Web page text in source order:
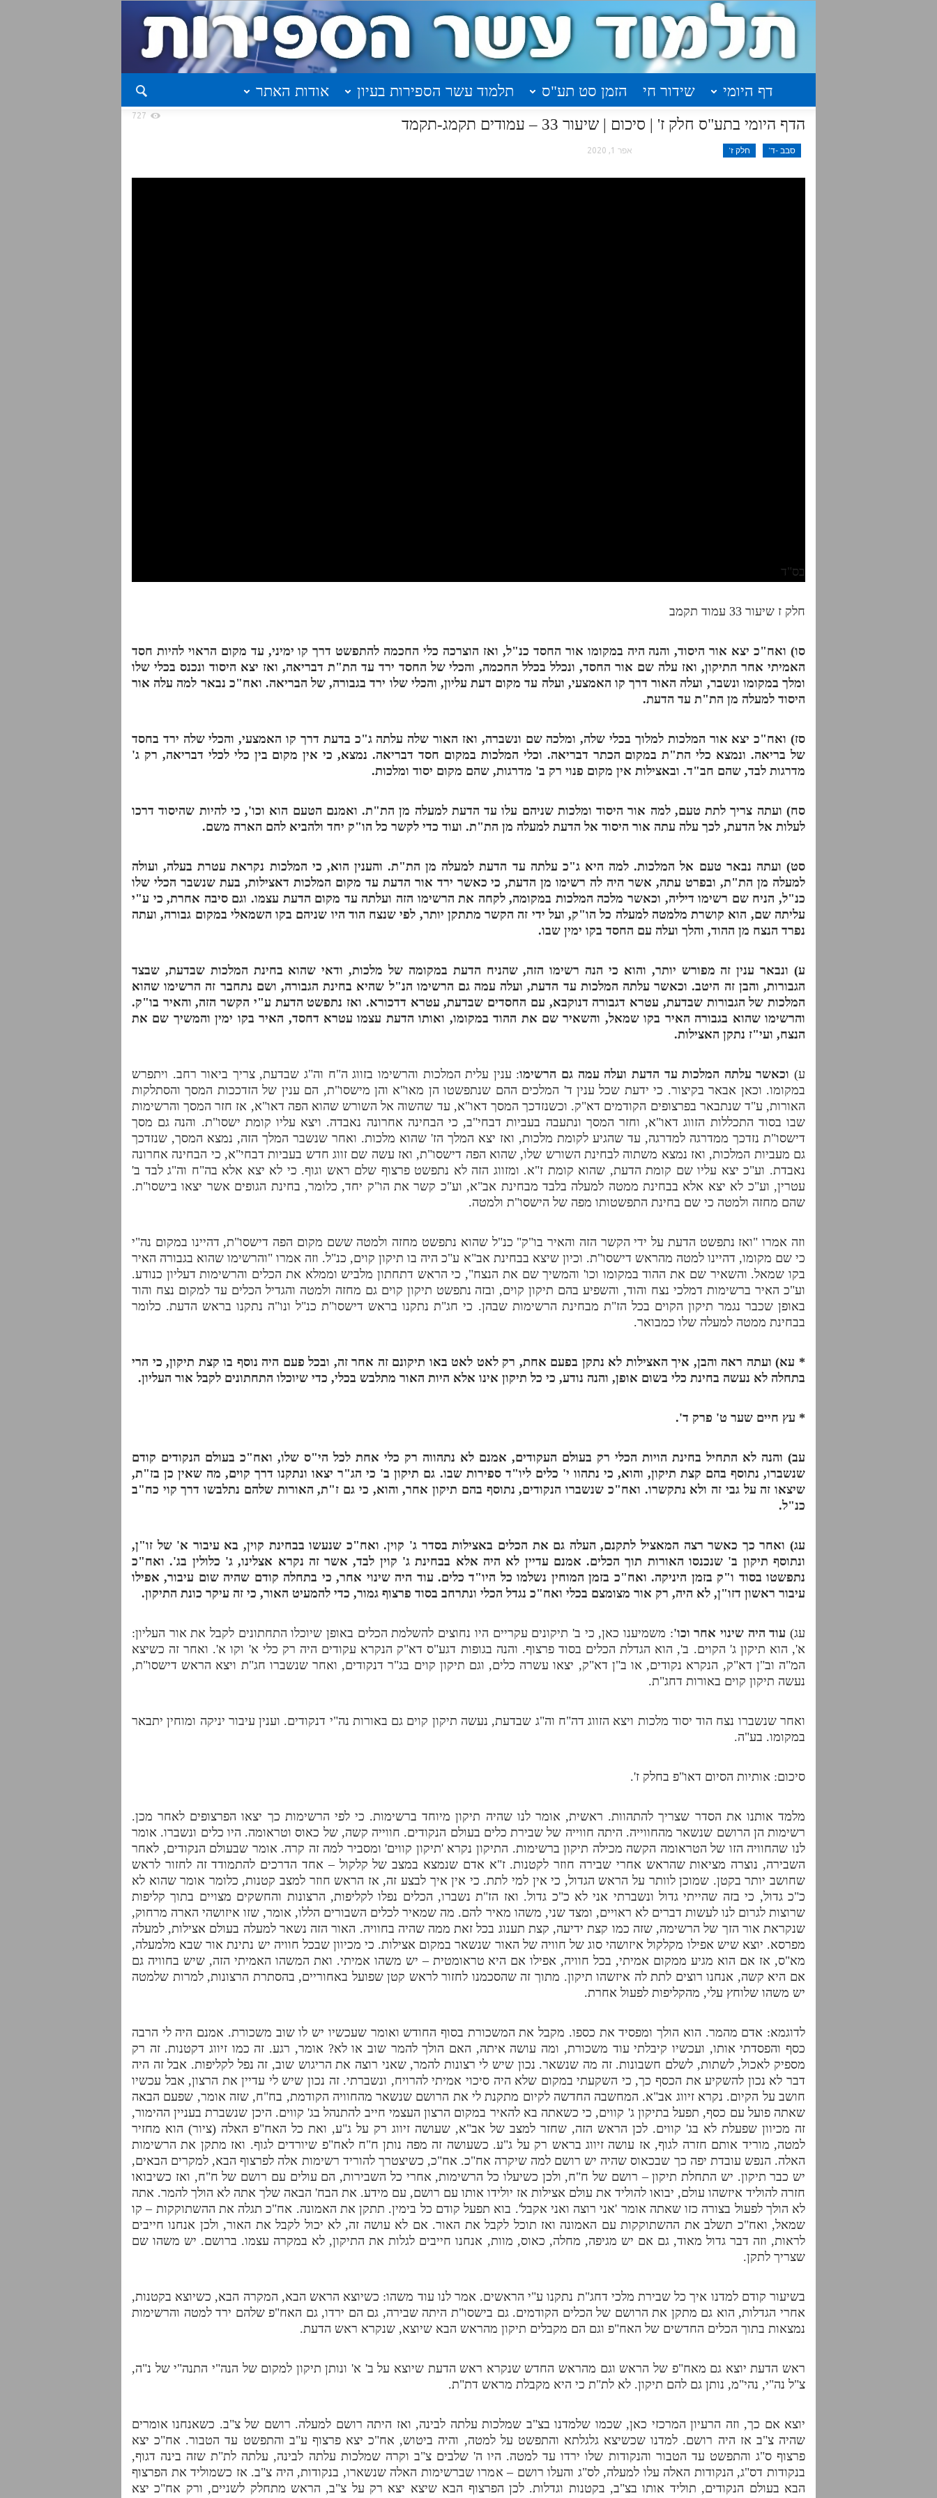
דף היומי שידור חי הזמן סט תע"ס תלמוד עשר הספירות בעיון
אודות האתר
הדף היומי בתע"ס חלק ז' | סיכום | שיעור 33 – עמודים תקמג-תקמד
סבב -ד' חלק ז' אפר 1, 2020
727
בס"ד
חלק ז שיעור 33 עמוד תקמב
סו) ואח"כ יצא אור היסוד, והנה היה במקומו אור החסד כנ"ל, ואז הוצרכה כלי החכמה להתפשט דרך קו ימיני, עד מקום הראוי להיות חסד
האמיתי אחר התיקון, ואז עלה שם אור החסד, ונכלל בכלל החכמה, והכלי של החסד ירד עד הת"ת דבריאה, ואז יצא היסוד ונכנס בכלי שלו
ומלך במקומו ונשבר, ועלה האור דרך קו האמצעי, ועלה עד מקום דעת עליון, והכלי שלו ירד בגבורה, של הבריאה. ואח"כ נבאר למה עלה אור
היסוד למעלה מן הת"ת עד הדעת.
סז) ואח"כ יצא אור המלכות למלוך בכלי שלה, ומלכה שם ונשברה, ואז האור שלה עלתה ג"כ בדעת דרך קו האמצעי, והכלי שלה ירד בחסד
של בריאה. ונמצא כלי הת"ת במקום הכתר דבריאה. וכלי המלכות במקום חסד דבריאה. נמצא, כי אין מקום בין כלי לכלי דבריאה, רק ג'
מדרגות לבד, שהם חב"ד. ובאצילות אין מקום פנוי רק ב' מדרגות, שהם מקום יסוד ומלכות.
סח) ועתה צריך לתת טעם, למה אור היסוד ומלכות שניהם עלו עד הדעת למעלה מן הת"ת. ואמנם הטעם הוא וכו', כי להיות שהיסוד דרכו
לעלות אל הדעת, לכך עלה עתה אור היסוד אל הדעת למעלה מן הת"ת. ועוד כדי לקשר כל הו"ק יחד ולהביא להם הארה משם.
סט) ועתה נבאר טעם אל המלכות. למה היא ג"כ עלתה עד הדעת למעלה מן הת"ת. והענין הוא, כי המלכות נקראת עטרת בעלה, ועולה
למעלה מן הת"ת, ובפרט עתה, אשר היה לה רשימו מן הדעת, כי כאשר ירד אור הדעת עד מקום המלכות דאצילות, בעת שנשבר הכלי שלו
כנ"ל, הניח שם רשימו דיליה, וכאשר מלכה המלכות במקומה, לקחה את הרשימו הזה ועלתה עד מקום הדעת עצמו. וגם סיבה אחרת, כי ע"י
עליתה שם, הוא קושרת מלמטה למעלה כל הו"ק, ועל ידי זה הקשר מתתקן יותר, לפי שנצח הוד היו שניהם בקו השמאלי במקום גבורה, ועתה
נפרד הנצח מן ההוד, והלך ועלה עם החסד בקו ימין שבו.
ע) ונבאר ענין זה מפורש יותר, והוא כי הנה רשימו הזה, שהניח הדעת במקומה של מלכות, ודאי שהוא בחינת המלכות שבדעת, שבצד
הגבורות, והבן זה היטב. וכאשר עלתה המלכות עד הדעת, ועלה עמה גם הרשימו הנ"ל שהיא בחינת הגבורה, ושם נתחבר זה הרשימו שהוא
המלכות של הגבורות שבדעת, עטרא דגבורה דנוקבא, עם החסדים שבדעת, עטרא דדכורא. ואז נתפשט הדעת ע"י הקשר הזה, והאיר בו"ק.
והרשימו שהוא בגבורה האיר בקו שמאל, והשאיר שם את ההוד במקומו, ואותו הדעת עצמו עטרא דחסד, האיר בקו ימין והמשיך שם את
הנצח, ועי"ז נתקן האצילות.
ע) וכאשר עלתה המלכות עד הדעת ועלה עמה גם הרשימו: ענין עלית המלכות והרשימו בזווג ה"ח וה"ג שבדעת, צריך ביאור רחב. ויתפרש
במקומו. וכאן אבאר בקיצור. כי ידעת שכל ענין ד' המלכים ההם שנתפשטו הן מאו"א והן מישסו"ת, הם ענין של הזדככות המסך והסתלקות
האורות, ע"ד שנתבאר בפרצופים הקודמים דא"ק. וכשנזדכך המסך דאו"א, עד שהשוה אל השורש שהוא הפה דאו"א, אז חזר המסך והרשימות
שבו בסוד התכללות הזווג דאו"א, וחזר המסך ונתעבה בעביות דבחי"ב, כי הבחינה אחרונה נאבדה. ויצא עליו קומת ישסו"ת. והנה גם מסך
דישסו"ת נזדכך ממדרגה למדרגה, עד שהגיע לקומת מלכות, ואז יצא המלך הז' שהוא מלכות. ואחר שנשבר המלך הזה, נמצא המסך, שנזדכך
גם מעביות המלכות, ואז נמצא משתוה לבחינת השורש שלו, שהוא הפה דישסו"ת, ואז עשה שם זווג חדש בעביות דבחי"א, כי הבחינה אחרונה
נאבדת. וע"כ יצא עליו שם קומת הדעת, שהוא קומת ז"א. ומזווג הזה לא נתפשט פרצוף שלם ראש וגוף. כי לא יצא אלא בה"ח וה"ג לבד ב'
עטרין, וע"כ לא יצא אלא בבחינת ממטה למעלה בלבד מבחינת אב"א, וע"כ קשר את הו"ק יחד, כלומר, בחינת הגופים אשר יצאו בישסו"ת.
שהם מחזה ולמטה כי שם בחינת התפשטותו מפה של הישסו"ת ולמטה.
וזה אמרו "ואז נתפשט הדעת על ידי הקשר הזה והאיר בו"ק" כנ"ל שהוא נתפשט מחזה ולמטה ששם מקום הפה דישסו"ת, דהיינו במקום נה"י
כי שם מקומו, דהיינו למטה מהראש דישסו"ת. וכיון שיצא בבחינת אב"א ע"כ היה בו תיקון קוים, כנ"ל. וזה אמרו "והרשימו שהוא בגבורה האיר
בקו שמאל. והשאיר שם את ההוד במקומו וכו' והמשיך שם את הנצח", כי הראש דתחתון מלביש וממלא את הכלים והרשימות דעליון כנודע.
וע"כ האיר ברשימות דמלכי נצח והוד, והשפיע בהם תיקון קוים, ובזה נתפשט תיקון קוים גם מחזה ולמטה והגדיל הכלים עד למקום נצח והוד
באופן שכבר נגמר תיקון הקוים בכל הז"ת מבחינת הרשימות שבהן. כי חג"ת נתקנו בראש דישסו"ת כנ"ל ונו"ה נתקנו בראש הדעת. כלומר
בבחינת ממטה למעלה שלו כמבואר.
* עא) ועתה ראה והבן, איך האצילות לא נתקן בפעם אחת, רק לאט לאט באו תיקונם זה אחר זה, ובכל פעם היה נוסף בו קצת תיקון, כי הרי
בתחלה לא נעשה בחינת כלי בשום אופן, והנה נודע, כי כל תיקון אינו אלא היות האור מתלבש בכלי, כדי שיוכלו התחתונים לקבל אור העליון.
* עץ חיים שער ט' פרק ד'.
עב) והנה לא התחיל בחינת הויות הכלי רק בעולם העקודים, אמנם לא נתהווה רק כלי אחת לכל הי"ס שלו, ואח"כ בעולם הנקודים קודם
שנשברו, נתוסף בהם קצת תיקון, והוא, כי נתהוו י' כלים ליו"ד ספירות שבו. גם תיקון ב' כי הג"ר יצאו ונתקנו דרך קוים, מה שאין כן בז"ת,
שיצאו זה על גבי זה ולא נתקשרו. ואח"כ שנשברו הנקודים, נתוסף בהם תיקון אחר, והוא, כי גם ז"ת, האורות שלהם נתלבשו דרך קוי כח"ב
כנ"ל.
עג) ואחר כך כאשר רצה המאציל לתקנם, העלה גם את הכלים באצילות בסדר ג' קוין. ואח"כ שנעשו בבחינת קוין, בא עיבור א' של זו"ן,
ונתוסף תיקון ב' שנכנסו האורות תוך הכלים. אמנם עדיין לא היה אלא בבחינת ג' קוין לבד, אשר זה נקרא אצלינו, ג' כלולין בג'. ואח"כ
נתפשטו בסוד ו"ק בזמן היניקה. ואח"כ בזמן המוחין נשלמו כל היו"ד כלים. עוד היה שינוי אחר, כי בתחלה קודם שהיה שום עיבור, אפילו
עיבור ראשון דזו"ן, לא היה, רק אור מצומצם בכלי ואח"כ נגדל הכלי ונתרחב בסוד פרצוף גמור, כדי להמעיט האור, כי זה עיקר כונת התיקון.
עג) עוד היה שינוי אחר וכו': משמיענו כאן, כי ב' תיקונים עקריים היו נחוצים להשלמת הכלים באופן שיוכלו התחתונים לקבל את אור העליון:
א', הוא תיקון ג' הקוים. ב', הוא הגדלת הכלים בסוד פרצוף. והנה בגופות דגע"ס דא"ק הנקרא עקודים היה רק כלי א' וקו א'. ואחר זה כשיצא
המ"ה וב"ן דא"ק, הנקרא נקודים, או ב"ן דא"ק, יצאו עשרה כלים, וגם תיקון קוים בג"ר דנקודים, ואחר שנשברו חג"ת ויצא הראש דישסו"ת,
נעשה תיקון קוים באורות דחג"ת.
ואחר שנשברו נצח הוד יסוד מלכות ויצא הזווג דה"ח וה"ג שבדעת, נעשה תיקון קוים גם באורות נה"י דנקודים. וענין עיבור יניקה ומוחין יתבאר
במקומו. בע"ה.
סיכום: אותיות הסיום דאו"פ בחלק ז'.
מלמד אותנו את הסדר שצריך להתהוות. ראשית, אומר לנו שהיה תיקון מיוחד ברשימות. כי לפי הרשימות כך יצאו הפרצופים לאחר מכן.
רשימות הן הרושם שנשאר מהחווייה. היתה חווייה של שבירת כלים בעולם הנקודים. חווייה קשה, של כאוס וטראומה. היו כלים ונשברו. אומר
לנו שהחוויה הזו של הטראומה הקשה מכילה תיקון ברשימות. התיקון נקרא 'תיקון קווים' ומסביר למה זה קרה. אומר שבעולם הנקודים, לאחר
השבירה, נוצרה מציאות שהראש אחרי שבירה חוזר לקטנות. ז"א אדם שנמצא במצב של קלקול – אחד הדרכים להתמודד זה לחזור לראש
שחושב יותר בקטן. שמוכן לוותר על הראש הגדול, כי אין למי לתת. כי אין איך לבצע זה, אז הראש חוזר למצב קטנות, כלומר אומר שהוא לא
כ"כ גדול, כי בזה שהייתי גדול ונשברתי אני לא כ"כ גדול. ואז הז"ת נשברו, הכלים נפלו לקליפות, הרצונות והחשקים מצויים בתוך קליפות
שרוצות לגרום לנו לעשות דברים לא ראויים, ומצד שני, משהו מאיר להם. מה שמאיר לכלים השבורים הללו, אומר, שזו איזושהי הארה מרחוק,
שנקראת אור הזך של הרשימה, שזה כמו קצת ידיעה, קצת תענוג בכל זאת ממה שהיה בחוויה. האור הזה נשאר למעלה בעולם אצילות, למעלה
מפרסא. יוצא שיש אפילו מקלקול איזושהי סוג של חוויה של האור שנשאר במקום אצילות. כי מכיוון שבכל חוויה יש נתינת אור שבא מלמעלה,
מא"ס, אז אם הוא מגיע ממקום אמיתי, בכל חוויה, אפילו אם היא טראומטית – יש משהו אמיתי. ואת המשהו האמיתי הזה, שיש בחוויה גם
אם היא קשה, אנחנו רוצים לתת לה איזשהו תיקון. מתוך זה שהסכמנו לחזור לראש קטן שפועל באחוריים, בהסתרת הרצונות, למרות שלמטה
יש משהו שלוחץ עלי, מהקליפות לפעול אחרת.
לדוגמא: אדם מהמר. הוא הולך ומפסיד את כספו. מקבל את המשכורת בסוף החודש ואומר שעכשיו יש לו שוב משכורת. אמנם היה לי הרבה
כסף והפסדתי אותו, ועכשיו קיבלתי עוד משכורת, ומה עושה איתה, האם הולך להמר שוב או לא? אומר, רגע. זה כמו זיווג דקטנות. זה רק
מספיק לאכול, לשתות, לשלם חשבונות. זה מה שנשאר. נכון שיש לי רצונות להמר, שאני רוצה את הריגוש שוב, זה נפל לקליפות. אבל זה היה
דבר לא נכון להשקיע את הכסף כך, כי השקעתי במקום שלא היה סיכוי אמיתי להרויח, ונשברתי. זה נכון שיש לי עדיין את הרצון, אבל עכשיו
חושב על הקיום. נקרא זיווג אב"א. המחשבה החדשה לקיום מתקנת לי את הרושם שנשאר מהחוויה הקודמת, בח"ח, שזה אומר, שפעם הבאה
שאתה פועל עם כסף, תפעל בתיקון ג' קווים, כי כשאתה בא להאיר במקום הרצון העצמי חייב להתנהל בג' קווים. היכן שנשברת בעניין ההימור,
זה מכיוון שפעלת לא בג' קווים. לכן הראש הזה, שחזר למצב של אב"א, שעושה זיווג רק על ג"ע, ואת כל האח"פ האלה (ציור) הוא מחזיר
למטה, מוריד אותם חזרה לגוף, אז עושה זיווג בראש רק על ג"ע. כשעושה זה מפה נותן ח"ח לאח"פ שיורדים לגוף. ואז מתקן את הרשימות
האלה. הנפש עובדת יפה כך שבכאוס שהיה יש רושם למה שיקרה אח"כ. אח"כ, כשיצטרך להוריד רשימות אלה לפרצוף הבא, למקרים הבאים,
יש כבר תיקון. יש התחלת תיקון – רושם של ח"ח, ולכן כשיעלו כל הרשימות, אחרי כל השבירות, הם עולים עם רושם של ח"ח, ואז כשיבואו
חזרה להוליד איזשהו עולם, יבואו להוליד את עולם אצילות אז יולידו אותו עם רושם, עם מידע. את הבח' הבאה שלך אתה לא הולך להמר. אתה
לא הולך לפעול בצורה כזו שאתה אומר 'אני רוצה ואני אקבל'. בוא תפעל קודם כל בימין. תתקן את האמונה. אח"כ תגלה את ההשתוקקות – קו
שמאל, ואח"כ תשלב את ההשתוקקות עם האמונה ואז תוכל לקבל את האור. אם לא עושה זה, לא יכול לקבל את האור, ולכן אנחנו חייבים
לראות, וזה דבר גדול מאוד, גם אם יש מגיפה, מחלה, כאוס, מוות, אנחנו חייבים לגלות את התיקון, לא במקרה עצמו. ברושם. יש משהו שם
שצריך לתקן.
בשיעור קודם למדנו איך כל שבירת מלכי דחג"ת נתקנו ע"י הראשים. אמר לנו עוד משהו: כשיוצא הראש הבא, המקרה הבא, כשיוצא בקטנות,
אחרי הגדלות, הוא גם מתקן את הרושם של הכלים הקודמים. גם בישסו"ת היתה שבירה, גם הם ירדו, גם האח"פ שלהם ירד למטה והרשימות
נמצאות בתוך הכלים החדשים של האח"פ וגם הם מקבלים תיקון מהראש הבא שיוצא, שנקרא ראש הדעת.
ראש הדעת יוצא גם מאח"פ של הראש וגם מהראש החדש שנקרא ראש הדעת שיוצא על ב' א' ונותן תיקון למקום של הנה"י התנה"י של נ"ה,
צ"ל נה"י, נהי"מ, נותן גם להם תיקון. לא לת"ת כי היא מקבלת מראש דת"ת.
יוצא אם כך, וזה הרעיון המרכזי כאן, שכמו שלמדנו בצ"ב שמלכות עלתה לבינה, ואז היתה רושם למעלה. רושם של צ"ב. כשאנחנו אומרים
שהיה צ"ב אז היה רושם. למדנו שכשיצא גלגלתא והתפשט על למטה, והיה ביטוש, אח"כ יצא פרצוף ע"ב והתפשט עד הטבור. אח"כ יצא
פרצוף ס"ג והתפשט עד הטבור והנקודות שלו ירדו עד למטה. היו ה' שלבים צ"ב וקרה שמלכות עלתה לבינה, עלתה לת"ת שזה בינה דגוף,
בנקודות דס"ג, הנקודות האלה עלו למעלה, לס"ג והעלו רושם – אמרו שברשימות האלה שנשארו, בנקודות, היה צ"ב. אז כשמוליד את הפרצוף
הבא בעולם הנקודים, תוליד אותו בצ"ב, בקטנות וגדלות. לכן הפרצוף הבא שיצא יצא רק על צ"ב, הראש מתחלק לשניים, ורק אח"כ יצא